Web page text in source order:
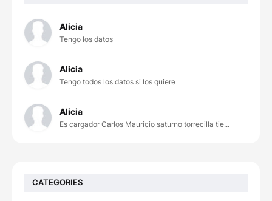
Alicia
Tengo los datos
Alicia
Tengo todos los datos si los quiere
Alicia
Es cargador Carlos Mauricio saturno torrecilla tie...
CATEGORIES